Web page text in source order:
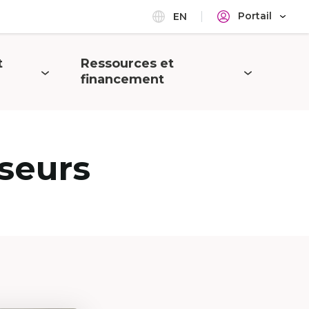
EN Portail
Ouvrir
Ressources et
financement